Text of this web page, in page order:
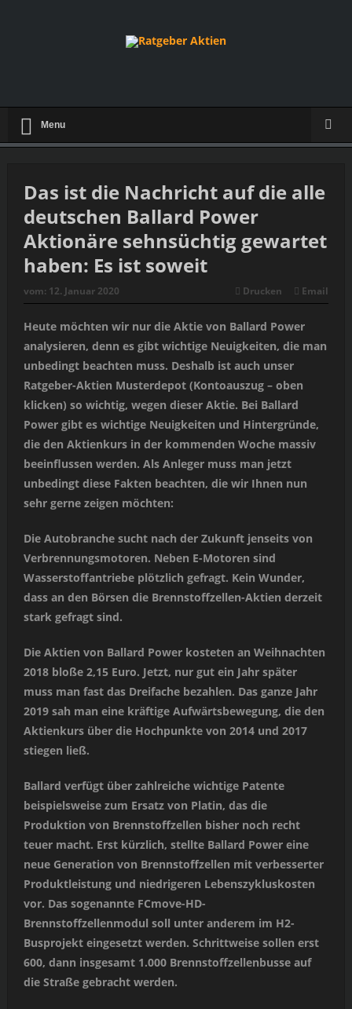
Menu
Das ist die Nachricht auf die alle
deutschen Ballard Power
Aktionäre sehnsüchtig gewartet
haben: Es ist soweit
vom: 12. Januar 2020 Drucken Email
Heute möchten wir nur die Aktie von Ballard Power
analysieren, denn es gibt wichtige Neuigkeiten, die man
unbedingt beachten muss. Deshalb ist auch unser
Ratgeber-Aktien Musterdepot (Kontoauszug – oben
klicken) so wichtig, wegen dieser Aktie. Bei Ballard
Power gibt es wichtige Neuigkeiten und Hintergründe,
die den Aktienkurs in der kommenden Woche massiv
beeinflussen werden. Als Anleger muss man jetzt
unbedingt diese Fakten beachten, die wir Ihnen nun
sehr gerne zeigen möchten:
Die Autobranche sucht nach der Zukunft jenseits von
Verbrennungsmotoren. Neben E-Motoren sind
Wasserstoffantriebe plötzlich gefragt. Kein Wunder,
dass an den Börsen die Brennstoffzellen-Aktien derzeit
stark gefragt sind.
Die Aktien von Ballard Power kosteten an Weihnachten
2018 bloße 2,15 Euro. Jetzt, nur gut ein Jahr später
muss man fast das Dreifache bezahlen. Das ganze Jahr
2019 sah man eine kräftige Aufwärtsbewegung, die den
Aktienkurs über die Hochpunkte von 2014 und 2017
stiegen ließ.
Ballard verfügt über zahlreiche wichtige Patente
beispielsweise zum Ersatz von Platin, das die
Produktion von Brennstoffzellen bisher noch recht
teuer macht. Erst kürzlich, stellte Ballard Power eine
neue Generation von Brennstoffzellen mit verbesserter
Produktleistung und niedrigeren Lebenszykluskosten
vor. Das sogenannte FCmove-HD-
Brennstoffzellenmodul soll unter anderem im H2-
Busprojekt eingesetzt werden. Schrittweise sollen erst
600, dann insgesamt 1.000 Brennstoffzellenbusse auf
die Straße gebracht werden.